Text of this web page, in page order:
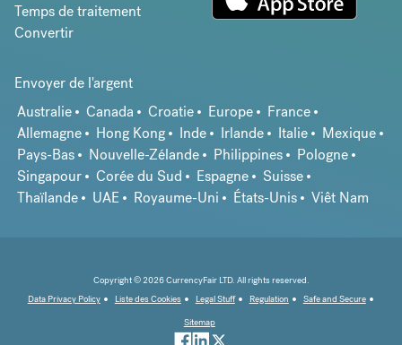
Temps de traitement
Convertir
Envoyer de l'argent
Australie
Canada Croatie Europe
France
Allemagne
Hong Kong Inde Irlande Italie
Mexique
Pays-Bas
Nouvelle-Zélande Philippines
Pologne
Singapour
Corée du Sud Espagne
Suisse
Thaïlande
UAE Royaume-Uni États-Unis Viêt Nam
Copyright © 2026 CurrencyFair LTD. All rights reserved.
Data Privacy Policy
Liste des Cookies Legal Stuff Regulation
Safe and Secure
Sitemap